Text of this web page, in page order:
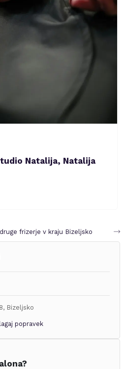
Natalija, Natalija
frizerje v kraju Bizeljsko
, Bizeljsko
popravek